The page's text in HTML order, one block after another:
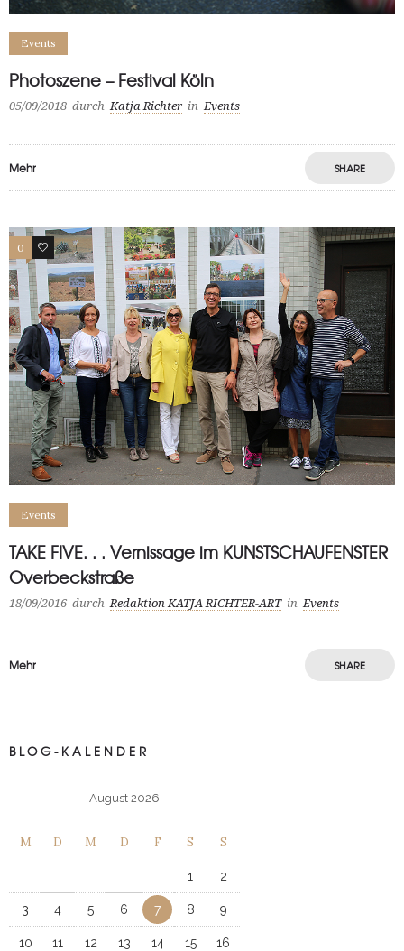
Events
Photoszene – Festival Köln
05/09/2018 durch Katja Richter in Events
Mehr SHARE
0 64
Events
TAKE FIVE. . . Vernissage im KUNSTSCHAUFENSTER
Overbeckstraße
18/09/2016 durch Redaktion KATJA RICHTER-ART in Events
Mehr SHARE
BLOG-KALENDER
August 2026
M D M D F S S
1 2
3 4 5 6 7 8 9
10 11 12 13 14 15 16